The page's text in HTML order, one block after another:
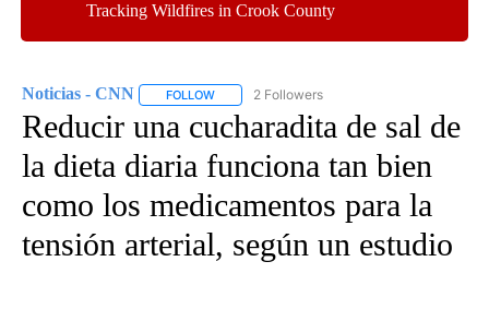
Tracking Wildfires in Crook County
Noticias - CNN FOLLOW FOLLOW "NOTICIAS - CNN" TO RECEIVE
2 Followers
Reducir una cucharadita de sal de
la dieta diaria funciona tan bien
como los medicamentos para la
tensión arterial, según un estudio